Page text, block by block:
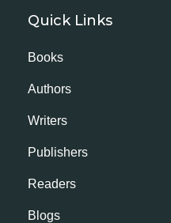
Quick Links
Books
Authors
Writers
Publishers
Readers
Blogs